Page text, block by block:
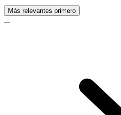
Más relevantes primero
...